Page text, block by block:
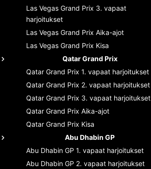
Las Vegas Grand Prix 3. vapaat
harjoitukset
Las Vegas Grand Prix Aika-ajot
Las Vegas Grand Prix Kisa
Qatar Grand Prix
Qatar Grand Prix 1. vapaat harjoitukset
Qatar Grand Prix 2. vapaat harjoitukset
Qatar Grand Prix 3. vapaat harjoitukset
Qatar Grand Prix Aika-ajot
Qatar Grand Prix Kisa
Abu Dhabin GP
Abu Dhabin GP 1. vapaat harjoitukset
Abu Dhabin GP 2. vapaat harjoitukset